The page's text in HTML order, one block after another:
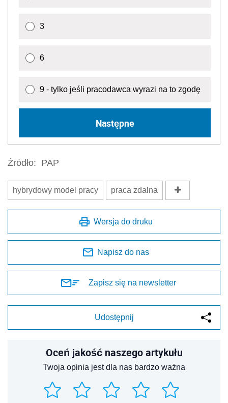
3
6
9 - tylko jeśli pracodawca wyrazi na to zgodę
Następne
Źródło: PAP
hybrydowy model pracy praca zdalna
Wersja do druku
Napisz do nas
Zapisz się na newsletter
Udostępnij
Oceń jakość naszego artykułu
Twoja opinia jest dla nas bardzo ważna